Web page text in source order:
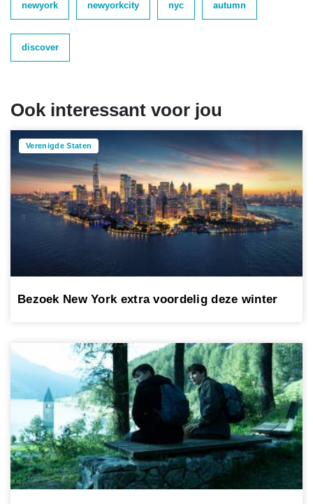
newyork newyorkcity nyc autumn
discover
Ook interessant voor jou
Verenigde Staten
Bezoek New York extra voordelig deze winter